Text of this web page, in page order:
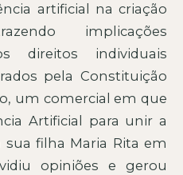
artificial na criação
implicações
direitos individuais
pela Constituição
um comercial em que
Artificial para unir a
sua filha Maria Rita em
opiniões e gerou